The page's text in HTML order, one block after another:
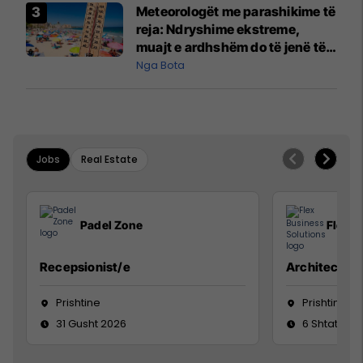
Meteorologët me parashikime të
reja: Ndryshime ekstreme,
muajt e ardhshëm do të jenë të
pazakontë
Nga Bota
Jobs Real Estate
Padel Zone
Recepsionist/e
Prishtine
31 Gusht 2026
Flex
Architect
Prishtinë
6 Shtator